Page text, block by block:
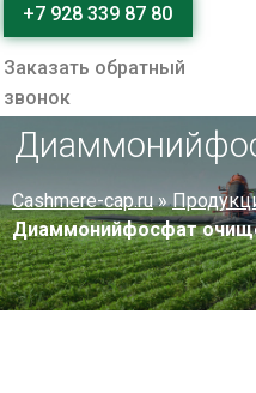
+7 928 339 87 80
Заказать обратный
звонок
Cashmere-cap.ru»
Диаммонийфосфат​